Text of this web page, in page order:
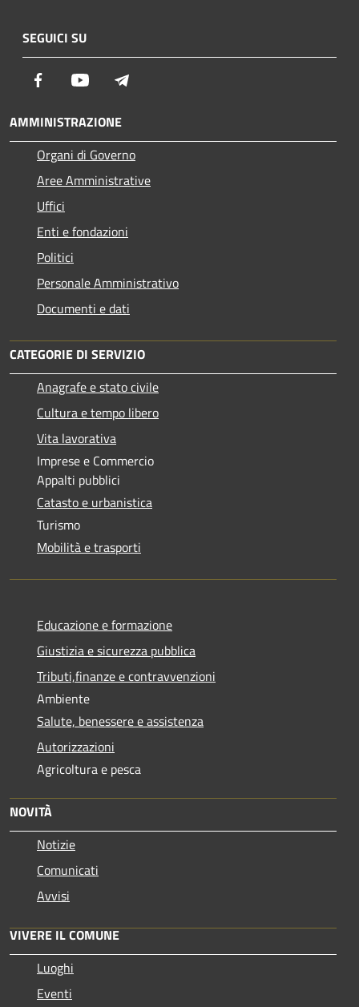
SEGUICI SU
Facebook Youtube
AMMINISTRAZIONE
Organi di Governo
Aree Amministrative
Uffici
Enti e fondazioni
Politici
Personale Amministrativo
Documenti e dati
CATEGORIE DI SERVIZIO
Anagrafe e stato civile
Cultura e tempo libero
Vita lavorativa
Imprese e Commercio
Appalti pubblici
Catasto e urbanistica
Turismo
Mobilità e trasporti
Educazione e formazione
Giustizia e sicurezza pubblica
Tributi,finanze e contravvenzioni
Ambiente
Salute, benessere e assistenza
Autorizzazioni
Agricoltura e pesca
NOVITÀ
Notizie
Comunicati
Avvisi
VIVERE IL COMUNE
Luoghi
Eventi